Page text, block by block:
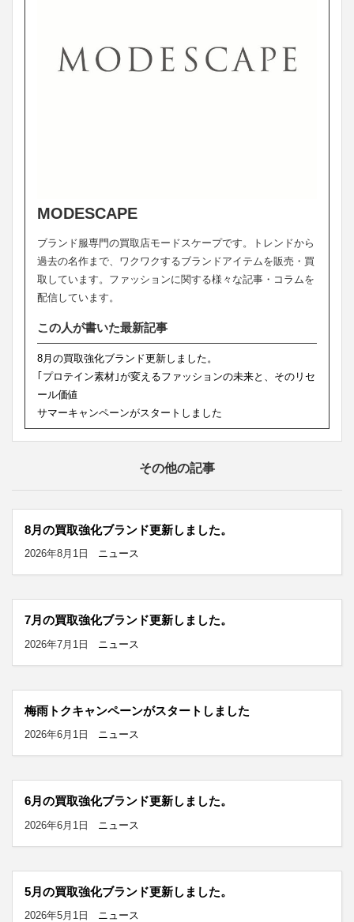
MODESCAPE
ブランド服専門の買取店モードスケープです。トレンドから
過去の名作まで、ワクワクするブランドアイテムを販売・買
取しています。ファッションに関する様々な記事・コラムを
配信しています。
この人が書いた最新記事
8月の買取強化ブランド更新しました。
｢プロテイン素材｣が変えるファッションの未来と、そのリセ
ール価値
サマーキャンペーンがスタートしました
その他の記事
8月の買取強化ブランド更新しました。
2026年8月1日 ニュース
7月の買取強化ブランド更新しました。
2026年7月1日 ニュース
梅雨トクキャンペーンがスタートしました
2026年6月1日 ニュース
6月の買取強化ブランド更新しました。
2026年6月1日 ニュース
5月の買取強化ブランド更新しました。
2026年5月1日 ニュース